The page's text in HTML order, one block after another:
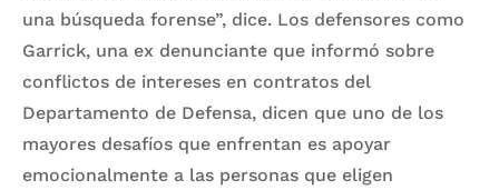
una búsqueda forense”, dice. Los defensores como
Garrick, una ex denunciante que informó sobre
conflictos de intereses en contratos del
Departamento de Defensa, dicen que uno de los
mayores desafíos que enfrentan es apoyar
emocionalmente a las personas que eligen